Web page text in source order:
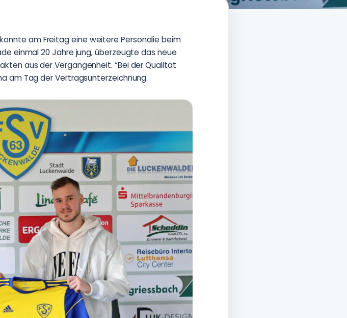
am Freitag eine weitere Personalie beim
einmal 20 Jahre jung, überzeugte das neue
aus der Vergangenheit. “Bei der Qualität
am Tag der Vertragsunterzeichnung.